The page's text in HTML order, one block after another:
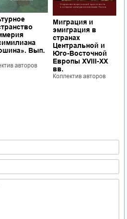
Вып.
авторов
Миграция и
эмиграция в
странах
Центральной и
Юго-Восточной
Европы XVIII-XX
вв.
Коллектив авторов